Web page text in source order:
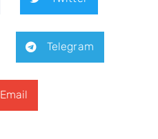
Telegram
Email